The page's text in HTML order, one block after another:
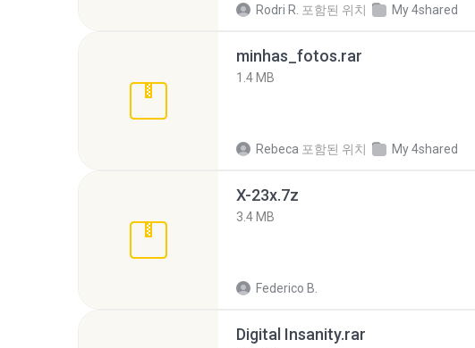
Rodri R. 포함된 위치 My 4shared
minhas_fotos.rar
1.4 MB
Rebeca 포함된 위치 My 4shared
X-23x.7z
3.4 MB
Federico B.
Digital Insanity.rar